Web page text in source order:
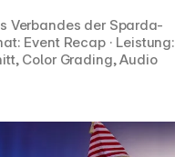
Verbandes der Sparda-
Event Recap · Leistung:
Color Grading, Audio